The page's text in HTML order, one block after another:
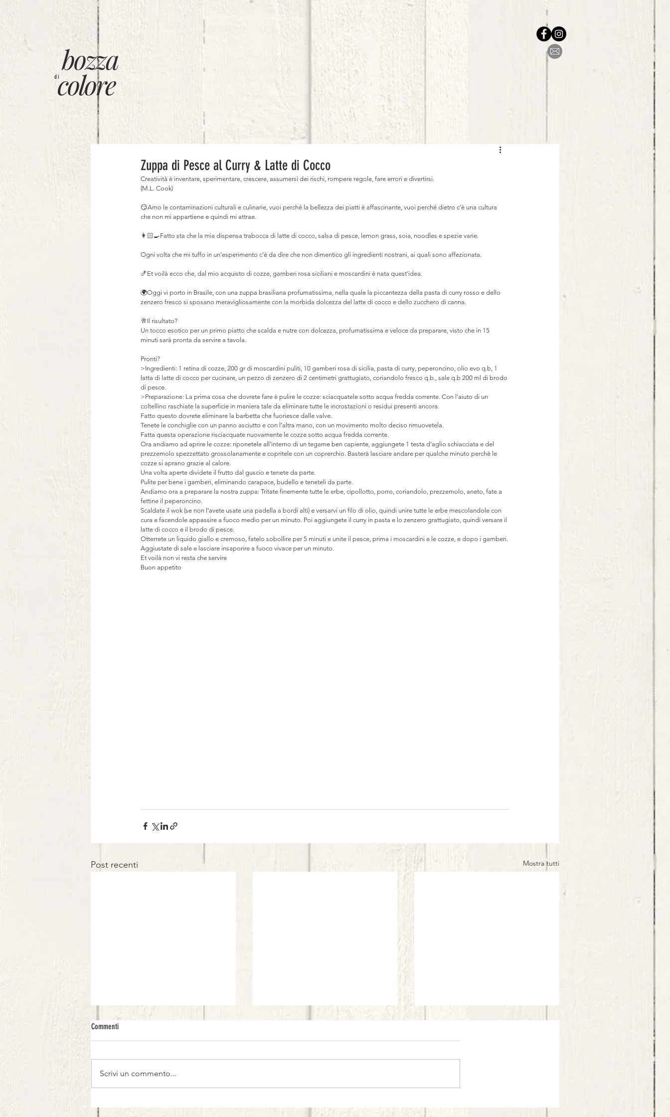
bozza
colore
di
Zuppa di Pesce al Curry & Latte di Cocco
Creatività è inventare, sperimentare, crescere, assumersi dei rischi, rompere regole, fare errori e divertirsi.⠀
(M.L. Cook)⠀
😏Amo le contaminazioni culturali e culinarie, vuoi perché la bellezza dei piatti è affascinante, vuoi perché dietro c’è una cultura
che non mi appartiene e quindi mi attrae. ⠀
👩🏻‍🍳Fatto sta che la mia dispensa trabocca di latte di cocco, salsa di pesce, lemon grass, soia, noodles e spezie varie. ⠀
Ogni volta che mi tuffo in un'esperimento c’è da dire che non dimentico gli ingredienti nostrani, ai quali sono affezionata. ⠀
🍤Et voilà ecco che, dal mio acquisto di cozze, gamberi rosa siciliani e moscardini è nata quest’idea.⠀
🌍Oggi vi porto in Brasile, con una zuppa brasiliana profumatissima, nella quale la piccantezza della pasta di curry rosso e dello
zenzero fresco si sposano meravigliosamente con la morbida dolcezza del latte di cocco e dello zucchero di canna.⠀
🥂Il risultato? ⠀
Un tocco esotico per un primo piatto che scalda e nutre con dolcezza, profumatissima e veloce da preparare, visto che in 15
minuti sarà pronta da servire a tavola.
Pronti?
>Ingredienti: 1 retina di cozze, 200 gr di moscardini puliti, 10 gamberi rosa di sicilia, pasta di curry, peperoncino, olio evo q.b, 1
latta di latte di cocco per cucinare, un pezzo di zenzero di 2 centimetri grattugiato, coriandolo fresco q.b., sale q.b 200 ml di brodo
di pesce.
>Preparazione: La prima cosa che dovrete fare è pulire le cozze: sciacquatele sotto acqua fredda corrente. Con l'aiuto di un
coltellino raschiate la superficie in maniera tale da eliminare tutte le incrostazioni o residui presenti ancora.
Fatto questo dovrete eliminare la barbetta che fuoriesce dalle valve.
Tenete le conchiglie con un panno asciutto e con l’altra mano, con un movimento molto deciso rimuovetela.
Fatta questa operazione risciacquate nuovamente le cozze sotto acqua fredda corrente.
Ora andiamo ad aprire le cozze: riponetele all’interno di un tegame ben capiente, aggiungete 1 testa d'aglio schiacciata e del
prezzemolo spezzettato grossolanamente e copritele con un coprerchio. Basterà lasciare andare per qualche minuto perchè le
cozze si aprano grazie al calore.
Una volta aperte dividete il frutto dal guscio e tenete da parte.
Pulite per bene i gamberi, eliminando carapace, budello e teneteli da parte.
Andiamo ora a preparare la nostra zuppa: Tritate finemente tutte le erbe, cipollotto, porro, coriandolo, prezzemolo, aneto, fate a
fettine il peperoncino.
Scaldate il wok (se non l’avete usate una padella a bordi alti) e versarvi un filo di olio, quindi unire tutte le erbe mescolandole con
cura e facendole appassire a fuoco medio per un minuto. Poi aggiungete il curry in pasta e lo zenzero grattugiato, quindi versare il
latte di cocco e il brodo di pesce.
Otterrete un liquido giallo e cremoso, fatelo sobollire per 5 minuti e unite il pesce, prima i moscardini e le cozze, e dopo i gamberi.
Aggiustate di sale e lasciare insaporire a fuoco vivace per un minuto.
Et voilà non vi resta che servire
Buon appetito
Post recenti Mostra tutti
Commenti
Scrivi un commento...